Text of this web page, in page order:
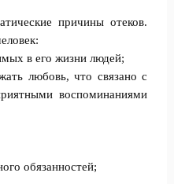
причины отеков.
в его жизни людей;
любовь, что связано с
воспоминаниями
обязанностей;